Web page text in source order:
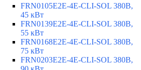
FRN0105E2E-4E-CLI-SOL 380В,
45 кВт
FRN0139E2E-4E-CLI-SOL 380В,
55 кВт
FRN0168E2E-4E-CLI-SOL 380В,
75 кВт
FRN0203E2E-4E-CLI-SOL 380В,